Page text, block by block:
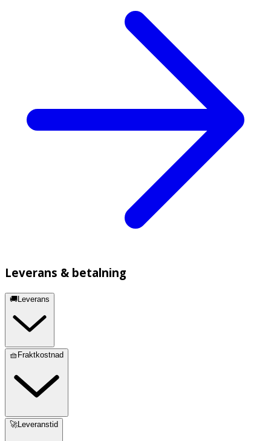
Leverans & betalning
🚚Leverans
🧺Fraktkostnad
🚀Leveranstid